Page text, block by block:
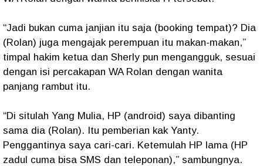
“Jadi bukan cuma janjian itu saja (booking tempat)? Dia
(Rolan) juga mengajak perempuan itu makan-makan,”
timpal hakim ketua dan Sherly pun mengangguk, sesuai
dengan isi percakapan WA Rolan dengan wanita
panjang rambut itu.
“Di situlah Yang Mulia, HP (android) saya dibanting
sama dia (Rolan). Itu pemberian kak Yanty.
Penggantinya saya cari-cari. Ketemulah HP lama (HP
zadul cuma bisa SMS dan teleponan),” sambungnya.